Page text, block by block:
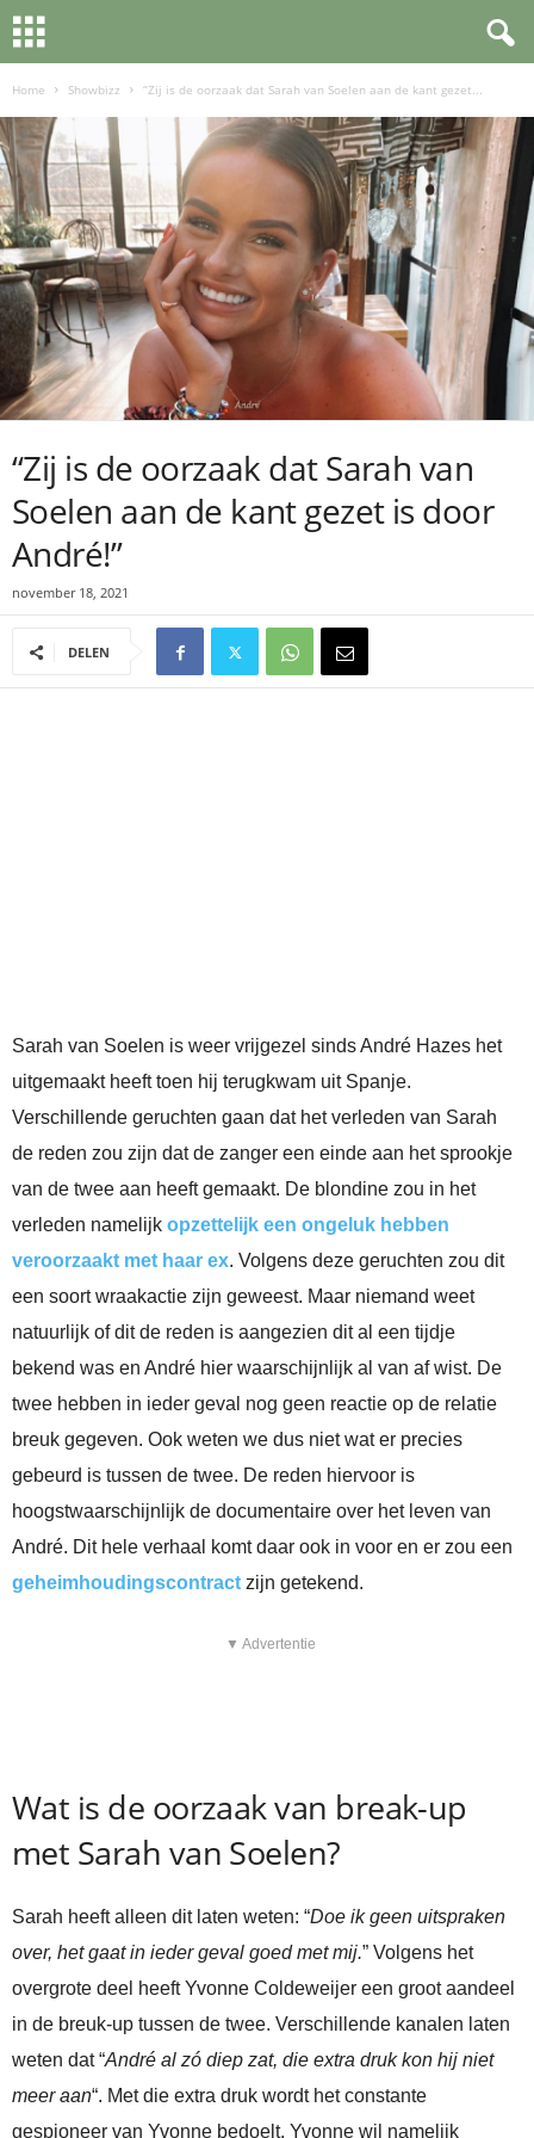
Home Showbizz “Zij is de oorzaak dat Sarah van Soelen aan de kant gezet...
“Zij is de oorzaak dat Sarah van
Soelen aan de kant gezet is door
André!”
november 18, 2021
DELEN
Sarah van Soelen is weer vrijgezel sinds André Hazes het
uitgemaakt heeft toen hij terugkwam uit Spanje.
Verschillende geruchten gaan dat het verleden van Sarah
de reden zou zijn dat de zanger een einde aan het sprookje
van de twee aan heeft gemaakt. De blondine zou in het
verleden namelijk opzettelijk een ongeluk hebben
veroorzaakt met haar ex. Volgens deze geruchten zou dit
een soort wraakactie zijn geweest. Maar niemand weet
natuurlijk of dit de reden is aangezien dit al een tijdje
bekend was en André hier waarschijnlijk al van af wist. De
twee hebben in ieder geval nog geen reactie op de relatie
breuk gegeven. Ook weten we dus niet wat er precies
gebeurd is tussen de twee. De reden hiervoor is
hoogstwaarschijnlijk de documentaire over het leven van
André. Dit hele verhaal komt daar ook in voor en er zou een
geheimhoudingscontract zijn getekend.
▼ Advertentie
Wat is de oorzaak van break-up
met Sarah van Soelen?
Sarah heeft alleen dit laten weten: “Doe ik geen uitspraken
over, het gaat in ieder geval goed met mij.” Volgens het
overgrote deel heeft Yvonne Coldeweijer een groot aandeel
in de breuk-up tussen de twee. Verschillende kanalen laten
weten dat “André al zó diep zat, die extra druk kon hij niet
meer aan“. Met die extra druk wordt het constante
gespioneer van Yvonne bedoelt. Yvonne wil namelijk